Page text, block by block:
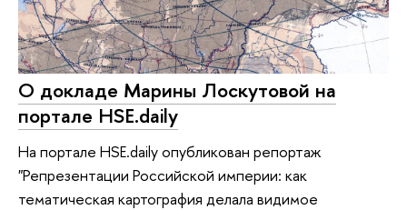
О докладе Марины Лоскутовой на
портале HSE.daily
На портале HSE.daily опубликован репортаж
"Репрезентации Российской империи: как
тематическая картография делала видимое